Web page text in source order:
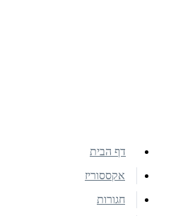
דף הבית
אקססוריז
חגורות